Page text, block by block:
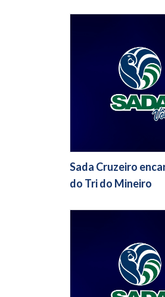
Sada Cruzeiro
do Tri do Mineiro